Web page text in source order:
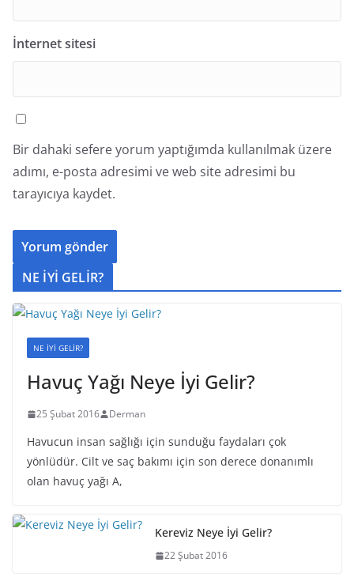
İnternet sitesi
Bir dahaki sefere yorum yaptığımda kullanılmak üzere
adımı, e-posta adresimi ve web site adresimi bu
tarayıcıya kaydet.
NE İYİ GELİR?
NE İYİ GELİR?
Havuç Yağı Neye İyi Gelir?
25 Şubat 2016 Derman
Havucun insan sağlığı için sunduğu faydaları çok
yönlüdür. Cilt ve saç bakımı için son derece donanımlı
olan havuç yağı A,
Kereviz Neye İyi Gelir?
22 Şubat 2016